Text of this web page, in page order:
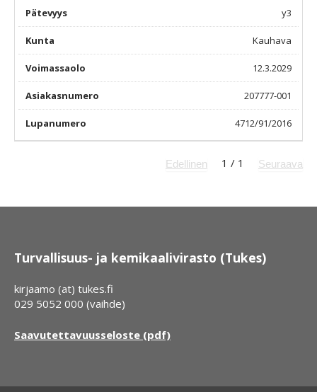
y3
Kauhava
12.3.2029
207777-001
4712/91/2016
Edellinen 1 / 1 Seuraava
Turvallisuus- ja kemikaalivirasto (Tukes)
kirjaamo (at) tukes.fi
029 5052 000 (vaihde)
Saavutettavuusseloste (pdf)